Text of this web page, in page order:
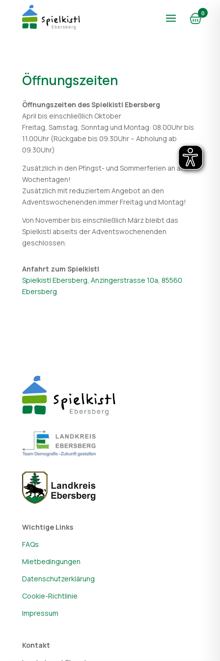
0
Öffnungszeiten
Öffnungszeiten des Spielkistl Ebersberg
April bis einschließlich Oktober
Freitag, Samstag, Sonntag und Montag: 08.00Uhr bis
11.00Uhr (Rückgabe bis 09.30Uhr – Abholung ab
09.30Uhr)
Zusätzlich in den Pfingst- und Sommerferien an allen
Wochentagen!
Zusätzlich mit reduziertem Angebot an den
Adventswochenenden immer Freitag und Montag!
Von November bis einschließlich März bleibt das
Spielkistl abseits der Adventswochenenden
geschlossen.
Anfahrt zum Spielkistl
Spielkistl Ebersberg, Anzingerstrasse 10a, 85560
Ebersberg
Wichtige Links
FAQs
Mietbedingungen
Datenschutzerklärung
Cookie-Richtlinie
Impressum
Kontakt